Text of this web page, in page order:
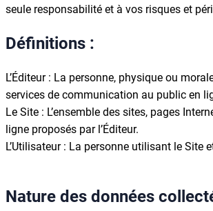
seule responsabilité et à vos risques et
Définitions :
L’Éditeur : La personne, physique ou
services de communication au public en
Le Site : L’ensemble des sites, pages
ligne proposés par l’Éditeur.
L’Utilisateur : La personne utilisant le Site
Nature des données